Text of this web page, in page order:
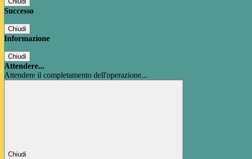
Successo
Chiudi
Informazione
Chiudi
Attendere...
Attendere il completamento dell'operazione...
Chiudi